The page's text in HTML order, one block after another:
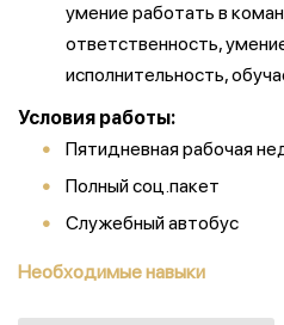
умение работать в
ответственность,
исполнительность,
Условия работы:
Пятидневная рабочая
Полный соц.пакет
Служебный автобус
Необходимые навыки